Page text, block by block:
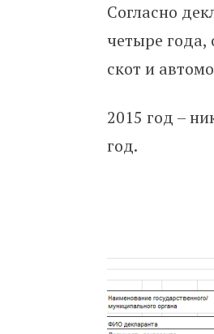
Согласно
четыре
скот и
2015 год –
год.